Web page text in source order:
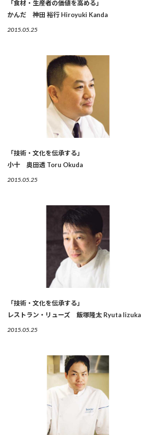
「食材・生産者の価値を高める」
かんだ 神田 裕行 Hiroyuki Kanda
2015.05.25
「技術・文化を伝承する」
小十 奥田透 Toru Okuda
2015.05.25
「技術・文化を伝承する」
レストラン・リューズ 飯塚隆太 Ryuta Iizuka
2015.05.25